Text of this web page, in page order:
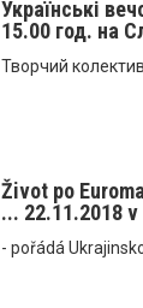
Українські
15.00 год. на
Творчий
Život po
... 22.11.2018
- pořádá